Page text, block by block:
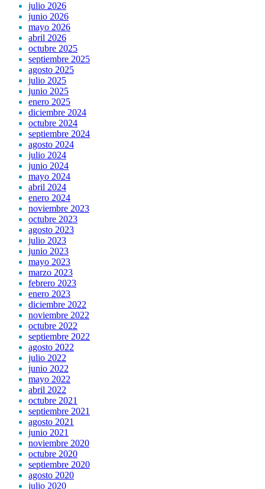
julio 2026
junio 2026
mayo 2026
abril 2026
octubre 2025
septiembre 2025
agosto 2025
julio 2025
junio 2025
enero 2025
diciembre 2024
octubre 2024
septiembre 2024
agosto 2024
julio 2024
junio 2024
mayo 2024
abril 2024
enero 2024
noviembre 2023
octubre 2023
agosto 2023
julio 2023
junio 2023
mayo 2023
marzo 2023
febrero 2023
enero 2023
diciembre 2022
noviembre 2022
octubre 2022
septiembre 2022
agosto 2022
julio 2022
junio 2022
mayo 2022
abril 2022
octubre 2021
septiembre 2021
agosto 2021
junio 2021
noviembre 2020
octubre 2020
septiembre 2020
agosto 2020
julio 2020